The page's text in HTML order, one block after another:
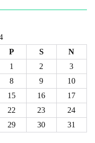
P S
N
1
2
3
8 9
10
15 16
17
22 23
24
29 30 31